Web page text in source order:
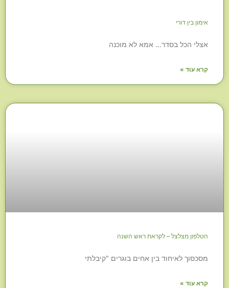
אימון בין דורי
אצלי הכל בסדר… אמא לא מוכנה
קרא עוד »
הטלפון מצלצל – לקראת ראש השנה
מסכסוך לאיחוד בין אחים בוגרים "קיבלתי
קרא עוד »